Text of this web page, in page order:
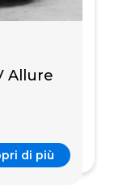
Allure
di più